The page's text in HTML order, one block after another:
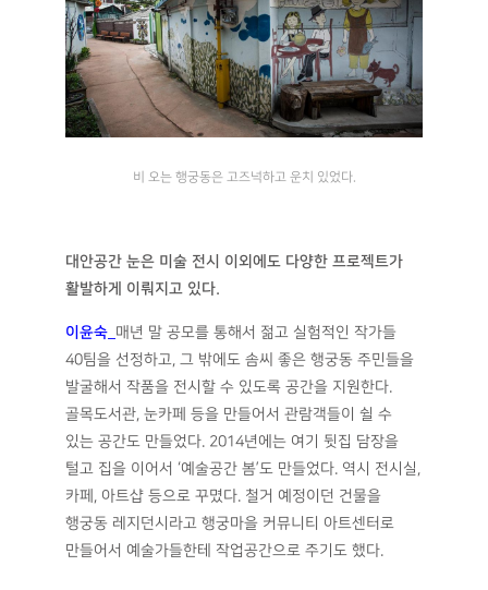
비 오는 행궁동은 고즈넉하고 운치 있었다.
대안공간 눈은 미술 전시 이외에도 다양한 프로젝트가
활발하게 이뤄지고 있다.
이윤숙 매년 말 공모를 통해서 젊고 실험적인 작가들
40팀을 선정하고, 그 밖에도 솜씨 좋은 행궁동 주민들을
발굴해서 작품을 전시할 수 있도록 공간을 지원한다.
골목도서관, 눈카페 등을 만들어서 관람객들이 쉴 수
있는 공간도 만들었다. 2014년에는 여기 뒷집 담장을
털고 집을 이어서 ‘예술공간 봄’도 만들었다. 역시 전시실,
카페, 아트샵 등으로 꾸몄다. 철거 예정이던 건물을
행궁동 레지던시라고 행궁마을 커뮤니티 아트센터로
만들어서 예술가들한테 작업공간으로 주기도 했다.